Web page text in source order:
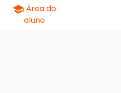
Área do
aluno